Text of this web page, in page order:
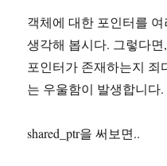
객체에 대한 포인터를
생각해 봅시다. 그렇다
포인터가 존재하는지
는 우울함이 발생합니다.
shared_ptr을 써보면..